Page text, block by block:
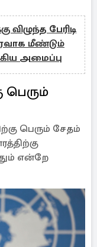
பேரிடி
மீண்டும்
அமைப்பு
பெரும்
பெரும் சேதம்
என்றே